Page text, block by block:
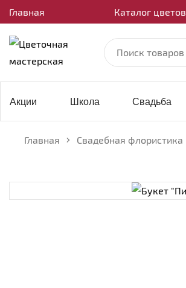
Главная Каталог цветов
Акции Школа Свадьба
Главная Свадебная флористика